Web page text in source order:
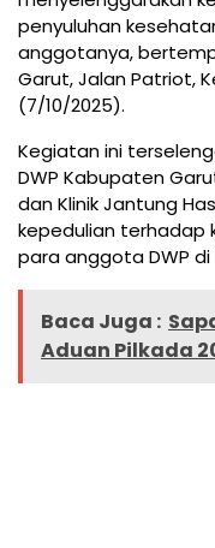
penyuluhan
anggotanya,
Garut, Jalan Patriot,
(7/10/2025).
Kegiatan ini
DWP Kabupaten
dan Klinik Jantung
kepedulian terhadap
para anggota DWP
Baca Juga :
Aduan Pilkada